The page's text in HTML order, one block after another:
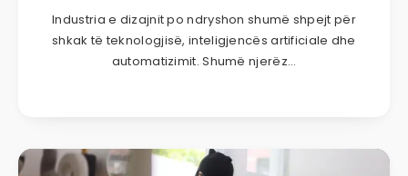
Industria e dizajnit po ndryshon shumë shpejt për
shkak të teknologjisë, inteligjencës artificiale dhe
automatizimit. Shumë njerëz…